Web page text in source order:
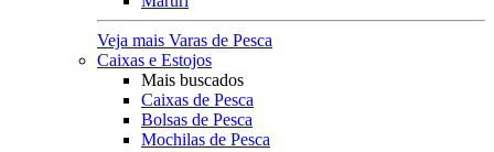
Veja mais Varas de Pesca
Caixas e Estojos
Mais buscados
Caixas de Pesca
Bolsas de Pesca
Mochilas de Pesca